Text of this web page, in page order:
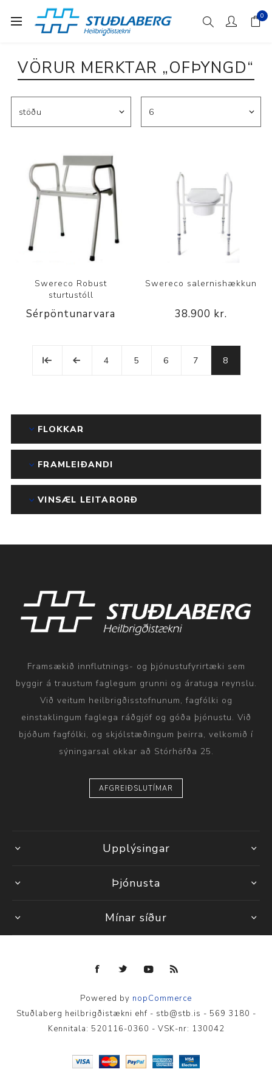
0
VÖRUR MERKTAR „OFÞYNGD“
Swereco Robust
sturtustóll
Sérpöntunarvara
Swereco salernishækkun
38.900 kr.
4 5 6 7 8
FLOKKAR
FRAMLEIÐANDI
VINSÆL LEITARORÐ
Framsækið innflutnings- og þjónustufyrirtæki sem
byggir á traustum faglegum grunni og áratuga reynslu.
Við veitum heilbrigðisstofnunum, fagfólki og
einstaklingum faglega ráðgjöf og góða þjónustu. Við
bjóðum fagfólki, og skjólstæðingum þeirra, velkomið í
sýningarsal okkar að Stórhöfða 25.
AFGREIÐSLUTÍMAR
Upplýsingar
Þjónusta
Mínar síður
Powered by nopCommerce
Stuðlaberg heilbrigðistækni ehf - stb@stb.is - 569 3180 -
Kennitala: 520116-0360 - VSK-nr: 130042